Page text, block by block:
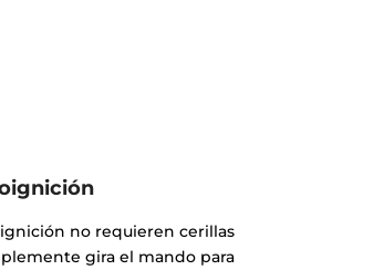
no requieren cerillas
gira el mando para